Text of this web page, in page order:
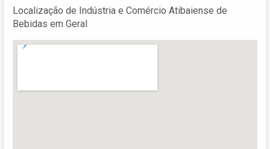
Localização de Indústria e Comércio Atibaiense de
Bebidas em Geral